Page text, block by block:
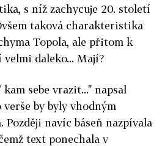
s níž zachycuje 20. století
taková charakteristika
Topola, ale přitom k
daleko... Mají?
sebe vrazit..." napsal
by byly vhodným
Později navíc báseň nazpívala
text ponechala v